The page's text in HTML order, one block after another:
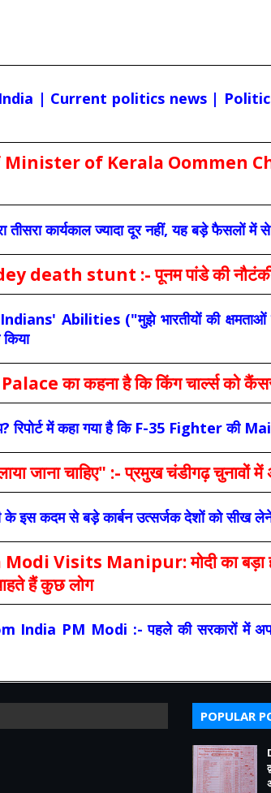
| Current politics news |
of Kerala Oommen
कार्यकाल ज्यादा दूर नहीं, यह बड़े फैसलों
death stunt :- पूनम पांडे की नौटंकी में
Abilities ("मुझे भारतीयों की क्षमताओं
का कहना है कि किंग चार्ल्स को कैंसर
रिपोर्ट में कहा गया है कि F-35 Fighter की
जाना चाहिए" :- प्रमुख चंडीगढ़ चुनावों में
के इस कदम से बड़े कार्बन उत्सर्जक देशों को सीख
Visits Manipur: मोदी का बड़ा
हैं कुछ लोग
PM Modi :- पहले की सरकारों में
POPULAR